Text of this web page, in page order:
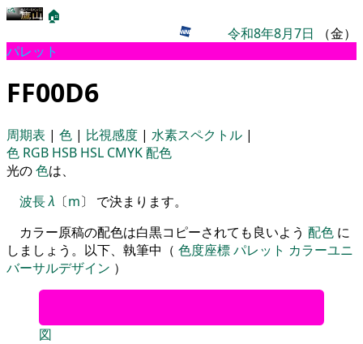
🏠
令和8年8月7日 （金）
パレット
FF00D6
周期表 | 色 | 比視感度 | 水素スペクトル |
色 RGB HSB HSL CMYK配色
光の色は、
波長λ 〔m〕 で決まります。
カラー原稿の配色は白黒コピーされても良いよう 配色 に
しましょう。以下、執筆中（ 色度座標パレット カラーユニ
バーサルデザイン ）
図